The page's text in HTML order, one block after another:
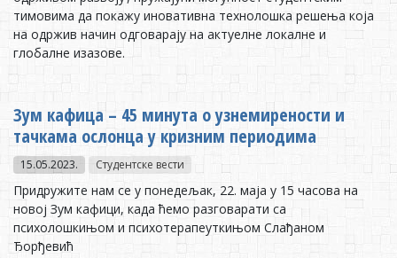
тимовима да покажу иновативна технолошка решења која
на одржив начин одговарају на актуелне локалне и
глобалне изазове.
Зум кафица – 45 минута о узнемирености и
тачкама ослонца у кризним периодима
15.05.2023. Студентске вести
Придружите нам се у понедељак, 22. маја у 15 часова на
новој Зум кафици, када ћемо разговарати са
психолошкињом и психотерапеуткињом Слађаном
Ђорђевић